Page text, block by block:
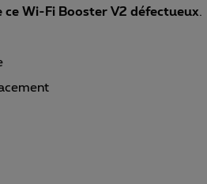
ce Wi-Fi Booster V2 défectueux